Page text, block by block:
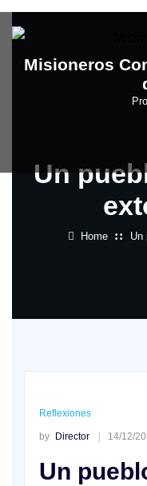
to
Misioneros
Un
Home Un
Reflexiones
by Director 14/12/
Un